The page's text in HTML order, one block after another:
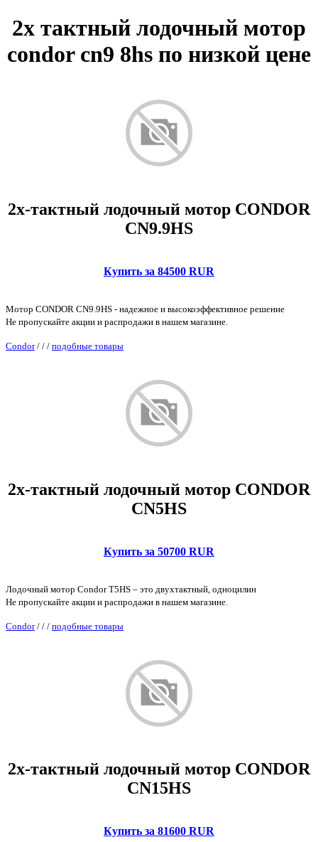
2х тактный лодочный мотор
condor cn9 8hs по низкой цене
2х-тактный лодочный мотор CONDOR
CN9.9HS
Купить за 84500 RUR
Мотор CONDOR CN9.9HS - надежное и высокоэффективное решение
Не пропускайте акции и распродажи в нашем магазине.
Condor/ / / подобные товары
2х-тактный лодочный мотор CONDOR
CN5HS
Купить за 50700 RUR
Лодочный мотор Condor T5HS – это двухтактный, одноцилин
Не пропускайте акции и распродажи в нашем магазине.
Condor/ / / подобные товары
2х-тактный лодочный мотор CONDOR
CN15HS
Купить за 81600 RUR